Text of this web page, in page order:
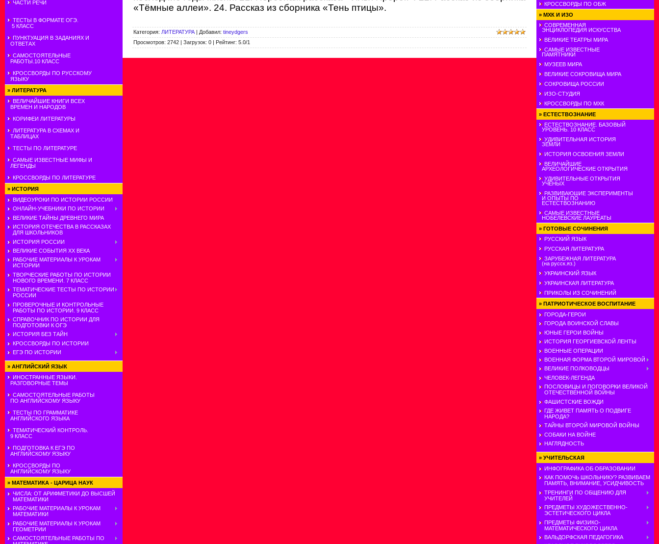
ЧАСТИ РЕЧИ
ТЕСТЫ В ФОРМАТЕ ОГЭ.
5 КЛАСС
ПУНКТУАЦИЯ В ЗАДАНИЯХ И
ОТВЕТАХ
САМОСТОЯТЕЛЬНЫЕ
РАБОТЫ.10 КЛАСС
КРОССВОРДЫ ПО РУССКОМУ
ЯЗЫКУ
» ЛИТЕРАТУРА
ВЕЛИЧАЙШИЕ КНИГИ ВСЕХ
ВРЕМЕН И НАРОДОВ
КОРИФЕИ ЛИТЕРАТУРЫ
ЛИТЕРАТУРА В СХЕМАХ И
ТАБЛИЦАХ
ТЕСТЫ ПО ЛИТЕРАТУРЕ
САМЫЕ ИЗВЕСТНЫЕ МИФЫ И
ЛЕГЕНДЫ
КРОССВОРДЫ ПО ЛИТЕРАТУРЕ
» ИСТОРИЯ
ВИДЕОУРОКИ ПО ИСТОРИИ РОССИИ
ОНЛАЙН-УЧЕБНИКИ ПО ИСТОРИИ
ВЕЛИКИЕ ТАЙНЫ ДРЕВНЕГО МИРА
ИСТОРИЯ ОТЕЧЕСТВА В РАССКАЗАХ
ДЛЯ ШКОЛЬНИКОВ
ИСТОРИЯ РОССИИ
ВЕЛИКИЕ СОБЫТИЯ ХХ ВЕКА
РАБОЧИЕ МАТЕРИАЛЫ К УРОКАМ
ИСТОРИИ
ТВОРЧЕСКИЕ РАБОТЫ ПО ИСТОРИИ
НОВОГО ВРЕМЕНИ. 7 КЛАСС
ТЕМАТИЧЕСКИЕ ТЕСТЫ ПО ИСТОРИИ
РОССИИ
ПРОВЕРОЧНЫЕ И КОНТРОЛЬНЫЕ
РАБОТЫ ПО ИСТОРИИ. 9 КЛАСС
СПРАВОЧНИК ПО ИСТОРИИ ДЛЯ
ПОДГОТОВКИ К ОГЭ
ИСТОРИЯ БЕЗ ТАЙН
КРОССВОРДЫ ПО ИСТОРИИ
ЕГЭ ПО ИСТОРИИ
» АНГЛИЙСКИЙ ЯЗЫК
ИНОСТРАННЫЕ ЯЗЫКИ.
РАЗГОВОРНЫЕ ТЕМЫ
САМОСТОЯТЕЛЬНЫЕ РАБОТЫ
ПО АНГЛИЙСКОМУ ЯЗЫКУ
ТЕСТЫ ПО ГРАММАТИКЕ
АНГЛИЙСКОГО ЯЗЫКА
ТЕМАТИЧЕСКИЙ КОНТРОЛЬ.
9 КЛАСС
ПОДГОТОВКА К ЕГЭ ПО
АНГЛИЙСКОМУ ЯЗЫКУ
КРОССВОРДЫ ПО
АНГЛИЙСКОМУ ЯЗЫКУ
» МАТЕМАТИКА - ЦАРИЦА НАУК
ЧИСЛА: ОТ АРИФМЕТИКИ ДО ВЫСШЕЙ
МАТЕМАТИКИ
РАБОЧИЕ МАТЕРИАЛЫ К УРОКАМ
МАТЕМАТИКИ
РАБОЧИЕ МАТЕРИАЛЫ К УРОКАМ
ГЕОМЕТРИИ
САМОСТОЯТЕЛЬНЫЕ РАБОТЫ ПО
«Тёмные аллеи». 24. Рассказ из сборника «Тень птицы».
Категория: ЛИТЕРАТУРА | Добавил: tineydgers
Просмотров: 2742 | Загрузок: 0 | Рейтинг: 5.0/1
КРОССВОРДЫ ПО ОБЖ
» МХК И ИЗО
СОВРЕМЕННАЯ
ЭНЦИКЛОПЕДИЯ ИСКУССТВА
ВЕЛИКИЕ ТЕАТРЫ МИРА
САМЫЕ ИЗВЕСТНЫЕ
ПАМЯТНИКИ
МУЗЕЕВ МИРА
ВЕЛИКИЕ СОКРОВИЩА МИРА
СОКРОВИЩА РОССИИ
ИЗО-СТУДИЯ
КРОССВОРДЫ ПО МХК
» ЕСТЕСТВОЗНАНИЕ
ЕСТЕСТВОЗНАНИЕ. БАЗОВЫЙ
УРОВЕНЬ. 10 КЛАСС
УДИВИТЕЛЬНАЯ ИСТОРИЯ
ЗЕМЛИ
ИСТОРИЯ ОСВОЕНИЯ ЗЕМЛИ
ВЕЛИЧАЙШИЕ
АРХЕОЛОГИЧЕСКИЕ ОТКРЫТИЯ
УДИВИТЕЛЬНЫЕ ОТКРЫТИЯ
УЧЕНЫХ
РАЗВИВАЮШИЕ ЭКСПЕРИМЕНТЫ
И ОПЫТЫ ПО
ЕСТЕСТВОЗНАНИЮ
САМЫЕ ИЗВЕСТНЫЕ
НОБЕЛЕВСКИЕ ЛАУРЕАТЫ
» ГОТОВЫЕ СОЧИНЕНИЯ
РУССКИЙ ЯЗЫК
РУССКАЯ ЛИТЕРАТУРА
ЗАРУБЕЖНАЯ ЛИТЕРАТУРА
(на русск.яз.)
УКРАИНСКИЙ ЯЗЫК
УКРАИНСКАЯ ЛИТЕРАТУРА
ПРИКОЛЫ ИЗ СОЧИНЕНИЙ
» ПАТРИОТИЧЕСКОЕ ВОСПИТАНИЕ
ГОРОДА-ГЕРОИ
ГОРОДА ВОИНСКОЙ СЛАВЫ
ЮНЫЕ ГЕРОИ ВОЙНЫ
ИСТОРИЯ ГЕОРГИЕВСКОЙ ЛЕНТЫ
ВОЕННЫЕ ОПЕРАЦИИ
ВОЕННАЯ ФОРМА ВТОРОЙ МИРОВОЙ
ВЕЛИКИЕ ПОЛКОВОДЦЫ
ЧЕЛОВЕК-ЛЕГЕНДА
ПОСЛОВИЦЫ И ПОГОВОРКИ ВЕЛИКОЙ
ОТЕЧЕСТВЕННОЙ ВОЙНЫ
ФАШИСТСКИЕ ВОЖДИ
ГДЕ ЖИВЕТ ПАМЯТЬ О ПОДВИГЕ
НАРОДА?
ТАЙНЫ ВТОРОЙ МИРОВОЙ ВОЙНЫ
СОБАКИ НА ВОЙНЕ
НАГЛЯДНОСТЬ
» УЧИТЕЛЬСКАЯ
ИНФОГРАФИКА ОБ ОБРАЗОВАНИИ
КАК ПОМОЧЬ ШКОЛЬНИКУ? РАЗВИВАЕМ
ПАМЯТЬ, ВНИМАНИЕ, УСИДЧИВОСТЬ
ТРЕНИНГИ ПО ОБЩЕНИЮ ДЛЯ
УЧИТЕЛЕЙ
ПРЕДМЕТЫ ХУДОЖЕСТВЕННО-
ЭСТЕТИЧЕСКОГО ЦИКЛА
ПРЕДМЕТЫ ФИЗИКО-
МАТЕМАТИЧЕСКОГО ЦИКЛА
ВАЛЬДОРФСКАЯ ПЕДАГОГИКА